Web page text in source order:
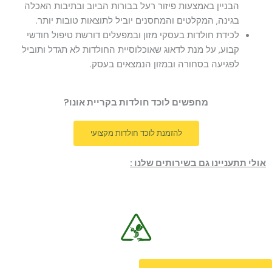
הבניין באמצעות פיזור רעל בבורות הביוב ובתיבות האכלה
בגינה, המקלטים והמחסנים יוביל לתוצאות טובות יותר.
לכידת חולדות בעסקי מזון ובמפעלים דורשת טיפול חודשי
קבוע, על מנת לדאוג שאוכלוסיית החולדות לא תגדל ותוביל
לפגיעה בסחורה ובמזון הנמצאים בעסק.
מחפשים לוכד חולדות בקריית אונו?
להזמנת לוכד חולדות מקצועי
אולי תתעניינו גם בשירותים שלנו :